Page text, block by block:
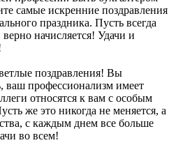
самые искренние поздравления
праздника. Пусть всегда
верно начисляется! Удачи и
поздравления! Вы
ваш профессионализм имеет
относятся к вам с особым
же это никогда не меняется, а
с каждым днем все больше
во всем!